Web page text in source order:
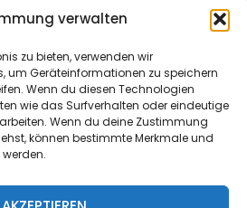
verwalten
zu bieten, verwenden wir
um Geräteinformationen zu speichern
Wenn du diesen Technologien
wie das Surfverhalten oder eindeutige
Wenn du deine Zustimmung
können bestimmte Merkmale und
SOCIAL